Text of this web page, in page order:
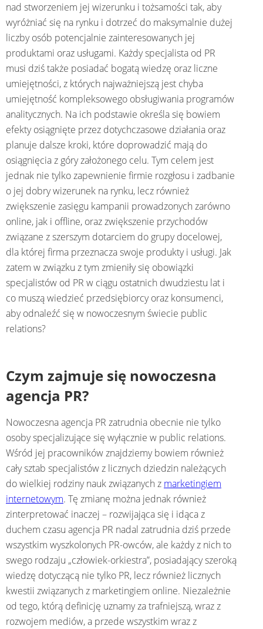
nad stworzeniem jej wizerunku i tożsamości tak, aby
wyróżniać się na rynku i dotrzeć do maksymalnie dużej
liczby osób potencjalnie zainteresowanych jej
produktami oraz usługami. Każdy specjalista od PR
musi dziś także posiadać bogatą wiedzę oraz liczne
umiejętności, z których najważniejszą jest chyba
umiejętność kompleksowego obsługiwania programów
analitycznych. Na ich podstawie określa się bowiem
efekty osiągnięte przez dotychczasowe działania oraz
planuje dalsze kroki, które doprowadzić mają do
osiągnięcia z góry założonego celu. Tym celem jest
jednak nie tylko zapewnienie firmie rozgłosu i zadbanie
o jej dobry wizerunek na rynku, lecz również
zwiększenie zasięgu kampanii prowadzonych zarówno
online, jak i offline, oraz zwiększenie przychodów
związane z szerszym dotarciem do grupy docelowej,
dla której firma przeznacza swoje produkty i usługi. Jak
zatem w związku z tym zmieniły się obowiązki
specjalistów od PR w ciągu ostatnich dwudziestu lat i
co muszą wiedzieć przedsiębiorcy oraz konsumenci,
aby odnaleźć się w nowoczesnym świecie public
relations?
Czym zajmuje się nowoczesna
agencja PR?
Nowoczesna agencja PR zatrudnia obecnie nie tylko
osoby specjalizujące się wyłącznie w public relations.
Wśród jej pracowników znajdziemy bowiem również
cały sztab specjalistów z licznych dziedzin należących
do wielkiej rodziny nauk związanych z marketingiem
internetowym. Tę zmianę można jednak również
zinterpretować inaczej – rozwijająca się i idąca z
duchem czasu agencja PR nadal zatrudnia dziś przede
wszystkim wyszkolonych PR-owców, ale każdy z nich to
swego rodzaju „człowiek-orkiestra”, posiadający szeroką
wiedzę dotyczącą nie tylko PR, lecz również licznych
kwestii związanych z marketingiem online. Niezależnie
od tego, którą definicję uznamy za trafniejszą, wraz z
rozwojem mediów, a przede wszystkim wraz z